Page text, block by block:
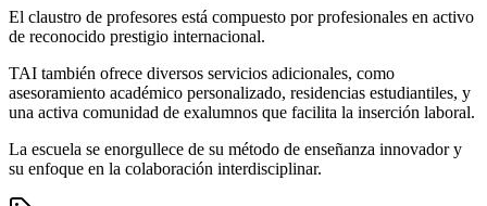
El claustro de profesores está compuesto por profesionales en activo
de reconocido prestigio internacional.
TAI también ofrece diversos servicios adicionales, como
asesoramiento académico personalizado, residencias estudiantiles, y
una activa comunidad de exalumnos que facilita la inserción laboral.
La escuela se enorgullece de su método de enseñanza innovador y
su enfoque en la colaboración interdisciplinar.